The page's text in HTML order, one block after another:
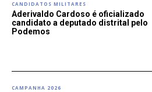
CANDIDATOS MILITARES
Aderivaldo Cardoso é oficializado
candidato a deputado distrital pelo
Podemos
CAMPANHA 2026